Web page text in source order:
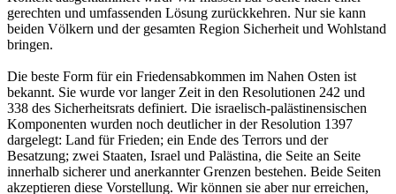
gerechten und umfassenden Lösung zurückkehren. Nur sie kann
beiden Völkern und der gesamten Region Sicherheit und Wohlstand
bringen.
Die beste Form für ein Friedensabkommen im Nahen Osten ist
bekannt. Sie wurde vor langer Zeit in den Resolutionen 242 und
338 des Sicherheitsrats definiert. Die israelisch-palästinensischen
Komponenten wurden noch deutlicher in der Resolution 1397
dargelegt: Land für Frieden; ein Ende des Terrors und der
Besatzung; zwei Staaten, Israel und Palästina, die Seite an Seite
innerhalb sicherer und anerkannter Grenzen bestehen. Beide Seiten
akzeptieren diese Vorstellung. Wir können sie aber nur erreichen,